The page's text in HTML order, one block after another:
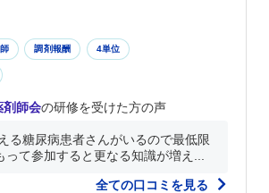
調剤報酬 4単位
剤師会の研修を受けた方の声
る糖尿病患者さんがいるので最低限
って参加すると更なる知識が増え...
全ての口コミを見る